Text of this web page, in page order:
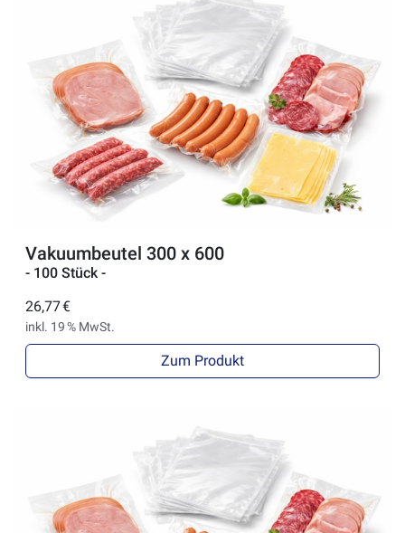
Vakuumbeutel 300 x 600
- 100 Stück -
26,77 €
inkl. 19 % MwSt.
Zum Produkt